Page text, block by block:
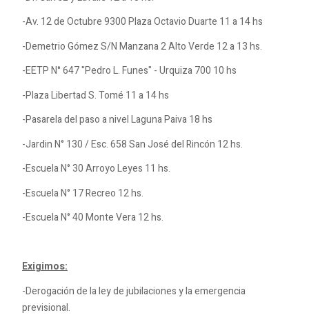
-Av. 12 de Octubre 9300 Plaza Octavio Duarte 11 a 14 hs
-Demetrio Gómez S/N Manzana 2 Alto Verde 12 a 13 hs.
-EETP N° 647 "Pedro L. Funes" - Urquiza 700 10 hs
-Plaza Libertad S. Tomé 11 a 14 hs
-Pasarela del paso a nivel Laguna Paiva 18 hs
-Jardin N° 130 / Esc. 658 San José del Rincón 12 hs.
-Escuela N° 30 Arroyo Leyes 11 hs.
-Escuela N° 17 Recreo 12 hs.
-Escuela N° 40 Monte Vera 12 hs.
Exigimos:
-Derogación de la ley de jubilaciones y la emergencia
previsional.